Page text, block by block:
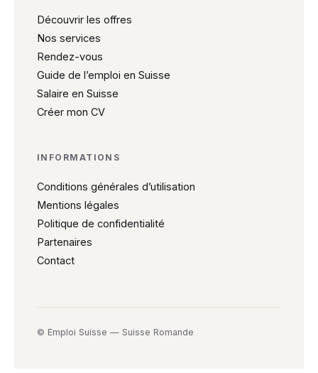
Découvrir les offres
Nos services
Rendez-vous
Guide de l’emploi en Suisse
Salaire en Suisse
Créer mon CV
INFORMATIONS
Conditions générales d’utilisation
Mentions légales
Politique de confidentialité
Partenaires
Contact
© Emploi Suisse — Suisse Romande